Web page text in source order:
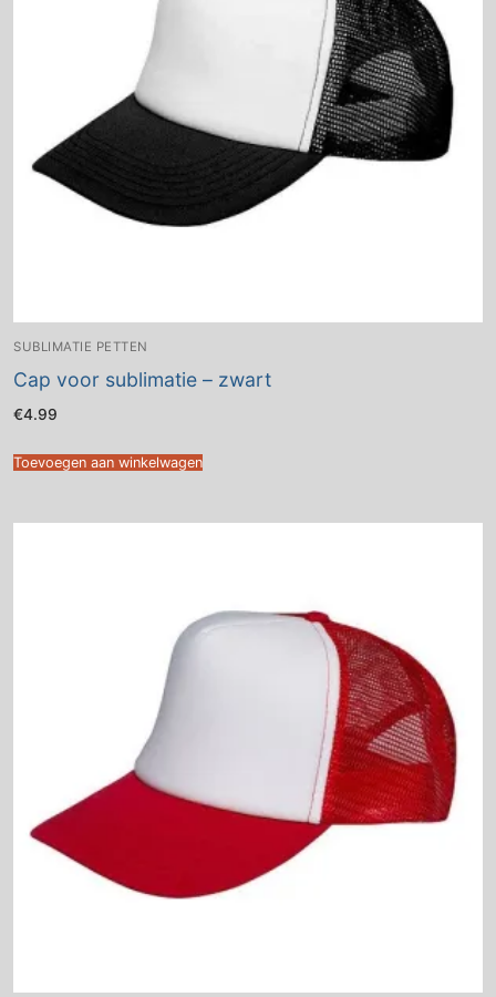
SUBLIMATIE PETTEN
Cap voor sublimatie – zwart
€4.99
Toevoegen aan winkelwagen